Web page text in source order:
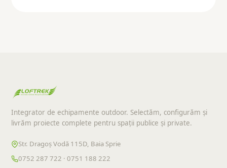
Integrator de echipamente outdoor. Selectăm, configurăm și
livrăm proiecte complete pentru spații publice și private.
Str. Dragoș Vodă 115D, Baia Sprie
0752 287 722 · 0751 188 222